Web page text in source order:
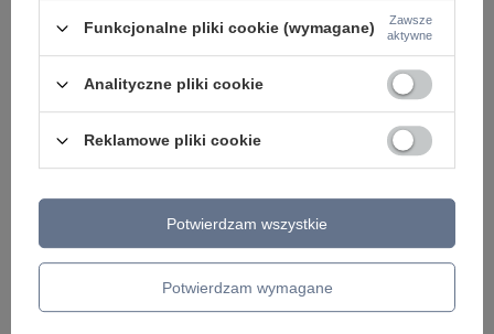
Potrzebujesz pomocy? Masz pytania lub
chcesz lepszą cenę?
szybko i przygotujemy indywidualną ofertę
dopasowaną do Ciebie..
Napisz do nas
Model znajdziesz w kategoriach
Funkcjonalne pliki cookie (wymagane)
Zawsze
aktywne
Analityczne pliki cookie
Reklamowe pliki cookie
Potwierdzam wymagane
Potwierdzam wszystkie